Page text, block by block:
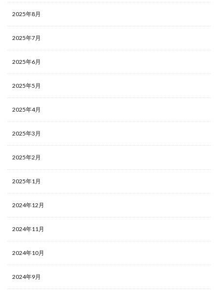
2025年8月
2025年7月
2025年6月
2025年5月
2025年4月
2025年3月
2025年2月
2025年1月
2024年12月
2024年11月
2024年10月
2024年9月